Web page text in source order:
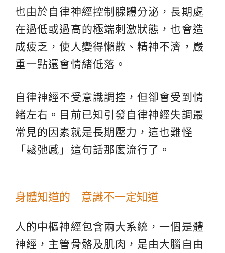
也由於自律神經控制腺體分泌，長期處
在過低或過高的極端刺激狀態，也會造
成疲乏，使人變得懶散、精神不濟，嚴
重一點還會情緒低落。
自律神經不受意識調控，但卻會受到情
緒左右。目前已知引發自律神經失調最
常見的因素就是長期壓力，這也難怪
「鬆弛感」這句話那麼流行了。
身體知道的 意識不一定知道
人的中樞神經包含兩大系統，一個是體
神經，主管骨骼及肌肉，是由大腦自由